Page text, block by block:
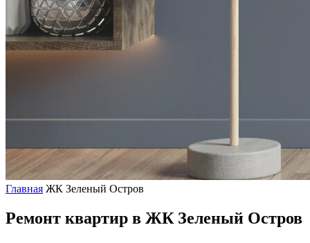
Главная ЖК Зеленый Остров
Ремонт квартир в ЖК Зеленый Остров